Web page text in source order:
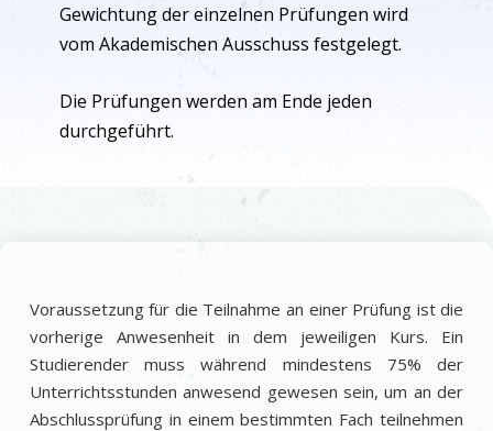
Gewichtung der einzelnen Prüfungen wird
vom Akademischen Ausschuss festgelegt.
Die Prüfungen werden am Ende jeden
durchgeführt.
Voraussetzung für die Teilnahme an einer Prüfung ist die
vorherige Anwesenheit in dem jeweiligen Kurs. Ein
Studierender muss während mindestens 75% der
Unterrichtsstunden anwesend gewesen sein, um an der
Abschlussprüfung in einem bestimmten Fach teilnehmen